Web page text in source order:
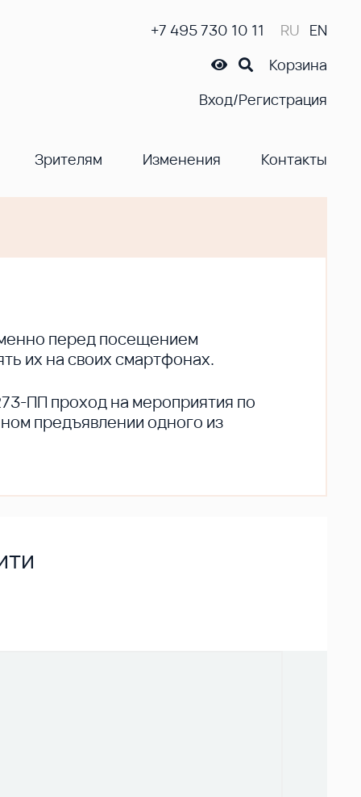
+7 495 730 10 11 RU EN
Корзина
Вход/Регистрация
Зрителям Изменения Контакты
перед посещением
их на своих смартфонах.
ПП проход на мероприятия по
предъявлении одного из